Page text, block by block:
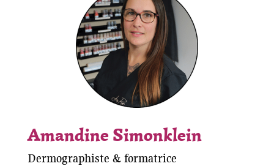
Amandine Simonklein
Dermographiste & formatrice